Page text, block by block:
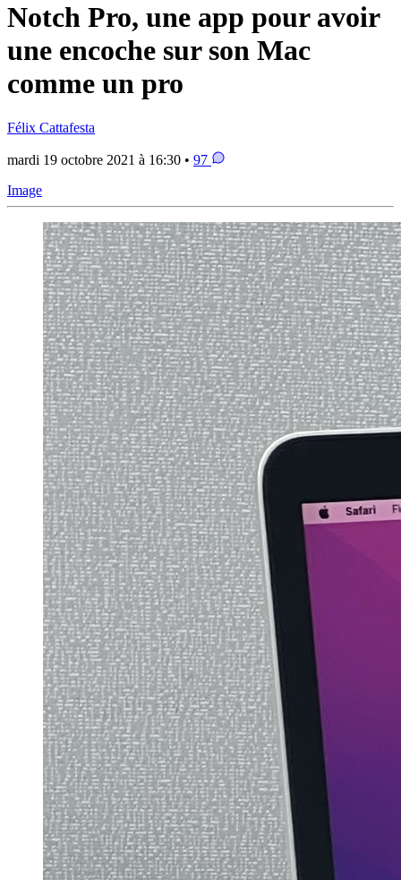
Notch Pro, une app pour avoir
une encoche sur son Mac
comme un pro
Félix Cattafesta
mardi 19 octobre 2021 à 16:30 • 97
Image